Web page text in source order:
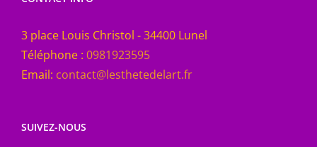
3 place Louis Christol - 34400 Lunel
Téléphone : 0981923595
Email: contact@lesthetedelart.fr
SUIVEZ-NOUS